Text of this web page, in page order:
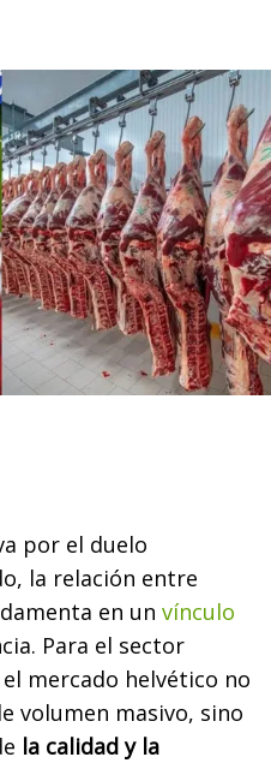
por el duelo
la relación entre
en un vínculo
Para el sector
mercado helvético no
volumen masivo, sino
la calidad y la